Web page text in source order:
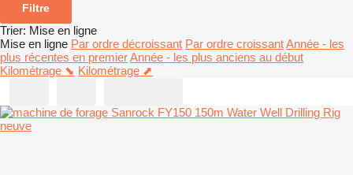
Filtre
Trier: Mise en ligne
Mise en ligne Par ordre décroissant Par ordre croissantAnnée - les
plus récentes en premierAnnée - les plus anciens au début
Kilométrage ⬊ Kilométrage ⬈